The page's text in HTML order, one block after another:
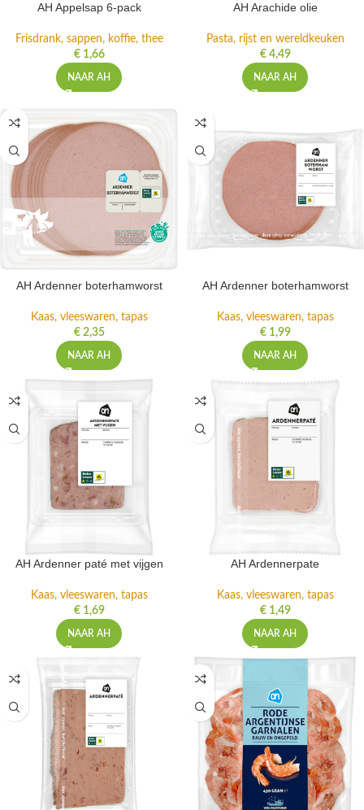
AH Appelsap 6-pack
Frisdrank, sappen, koffie, thee
€1,66
NAAR AH
AH Arachide olie
Pasta, rijst en wereldkeuken
€4,49
NAAR AH
AH Ardenner boterhamworst
Kaas, vleeswaren, tapas
€2,35
NAAR AH
AH Ardenner boterhamworst
Kaas, vleeswaren, tapas
€1,99
NAAR AH
AH Ardenner paté met vijgen
Kaas, vleeswaren, tapas
€1,69
NAAR AH
AH Ardennerpate
Kaas, vleeswaren, tapas
€1,49
NAAR AH